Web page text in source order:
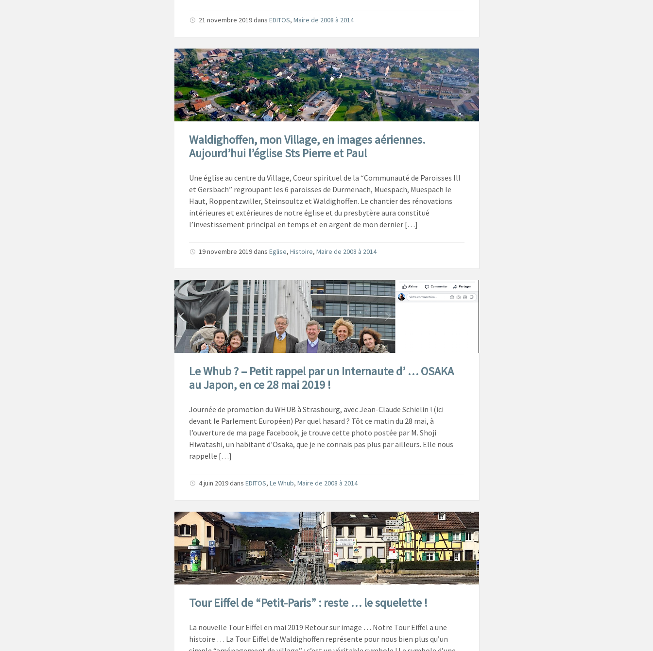
21 novembre 2019dans EDITOS, Maire de 2008 à 2014
Waldighoffen, mon Village, en images aériennes.
Aujourd’hui l’église Sts Pierre et Paul
Une église au centre du Village, Coeur spirituel de la “Communauté de Paroisses Ill
et Gersbach” regroupant les 6 paroisses de Durmenach, Muespach, Muespach le
Haut, Roppentzwiller, Steinsoultz et Waldighoffen. Le chantier des rénovations
intérieures et extérieures de notre église et du presbytère aura constitué
l’investissement principal en temps et en argent de mon dernier […]
19 novembre 2019dans Eglise, Histoire, Maire de 2008 à 2014
Le Whub ? – Petit rappel par un Internaute d’ … OSAKA
au Japon, en ce 28 mai 2019 !
Journée de promotion du WHUB à Strasbourg, avec Jean-Claude Schielin ! (ici
devant le Parlement Européen) Par quel hasard ? Tôt ce matin du 28 mai, à
l’ouverture de ma page Facebook, je trouve cette photo postée par M. Shoji
Hiwatashi, un habitant d’Osaka, que je ne connais pas plus par ailleurs. Elle nous
rappelle […]
4 juin 2019dans EDITOS, Le Whub, Maire de 2008 à 2014
Tour Eiffel de “Petit-Paris” : reste … le squelette !
La nouvelle Tour Eiffel en mai 2019 Retour sur image … Notre Tour Eiffel a une
histoire … La Tour Eiffel de Waldighoffen représente pour nous bien plus qu’un